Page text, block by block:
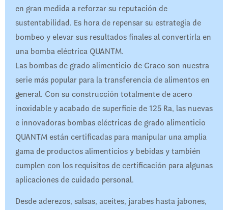
en gran medida a reforzar su reputación de
sustentabilidad. Es hora de repensar su estrategia de
bombeo y elevar sus resultados finales al convertirla en
una bomba eléctrica QUANTM.
Las bombas de grado alimenticio de Graco son nuestra
serie más popular para la transferencia de alimentos en
general. Con su construcción totalmente de acero
inoxidable y acabado de superficie de 125 Ra, las nuevas
e innovadoras bombas eléctricas de grado alimenticio
QUANTM están certificadas para manipular una amplia
gama de productos alimenticios y bebidas y también
cumplen con los requisitos de certificación para algunas
aplicaciones de cuidado personal.
Desde aderezos, salsas, aceites, jarabes hasta jabones,